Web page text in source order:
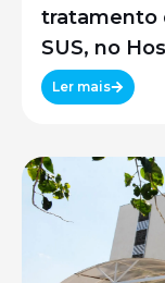
tratamento
SUS, no
UNIFESP
Ler mais